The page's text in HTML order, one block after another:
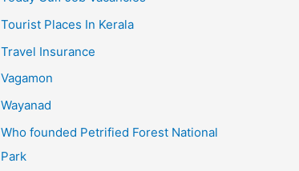
Tourist Places In Kerala
Travel Insurance
Vagamon
Wayanad
Who founded Petrified Forest National
Park